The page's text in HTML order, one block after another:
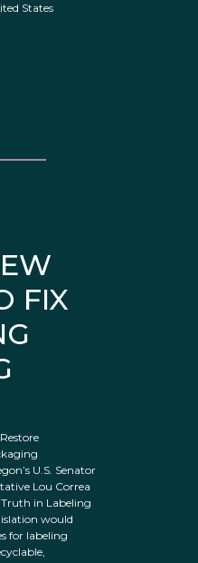
States
FIX
U.S. Senator
Lou Correa
in Labeling
would
for labeling